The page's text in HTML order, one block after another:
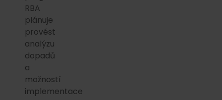
RBA
plánuje
provést
analýzu
dopadů
a
možností
implementace